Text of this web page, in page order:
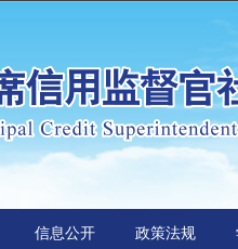
信息公开 政策法规